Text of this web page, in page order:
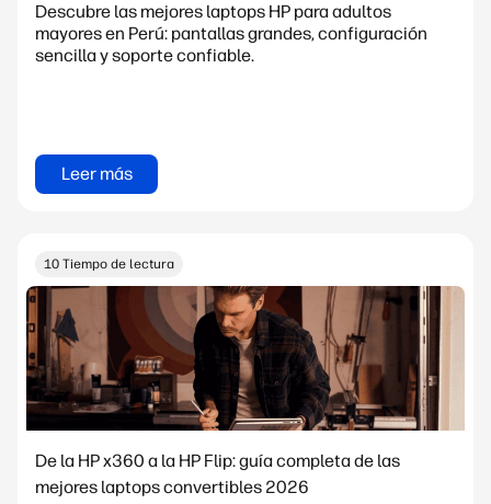
Descubre las mejores laptops HP para adultos
mayores en Perú: pantallas grandes, configuración
sencilla y soporte confiable.
Leer más
10 Tiempo de lectura
De la HP x360 a la HP Flip: guía completa de las
mejores laptops convertibles 2026